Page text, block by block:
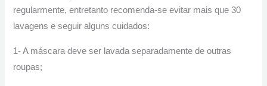
regularmente, entretanto recomenda-se evitar mais que 30
lavagens e seguir alguns cuidados:
1- A máscara deve ser lavada separadamente de outras
roupas;